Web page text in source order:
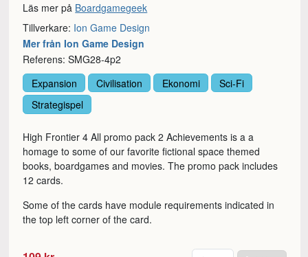
Läs mer på Boardgamegeek
Tillverkare: Ion Game Design
Mer från Ion Game Design
Referens: SMG28-4p2
Expansion
Civilisation Ekonomi
Sci-Fi
Strategispel
High Frontier 4 All promo pack 2 Achievements is a a
homage to some of our favorite fictional space themed
books, boardgames and movies. The promo pack includes
12 cards.
Some of the cards have module requirements indicated in
the top left corner of the card.